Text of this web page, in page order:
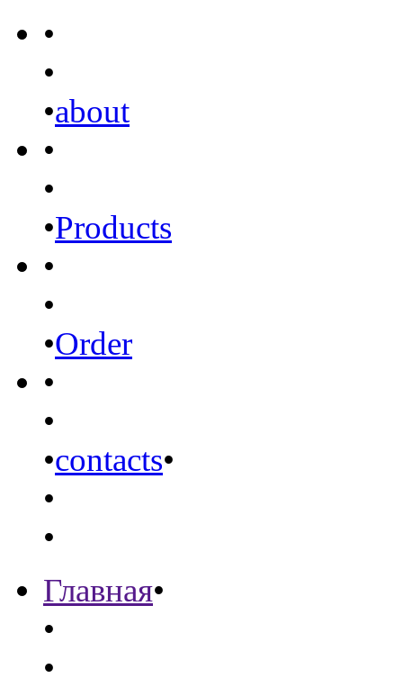
•
•
•about
•
•
•Products
•
•
•Order
•
•
•contacts•
•
•
Главная•
•
•